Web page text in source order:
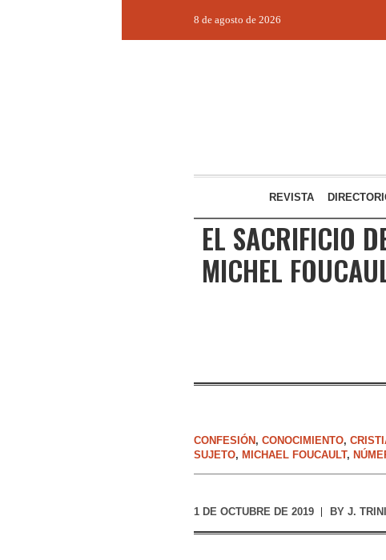
8 de agosto de 2026
REVISTA
EL SACRIFICIO
MICHEL
CONFESIÓN , CONOCIMIENTO,
SUJETO, MICHAEL FOUCAULT,
1 DE OCTUBRE DE 2019 BY J.